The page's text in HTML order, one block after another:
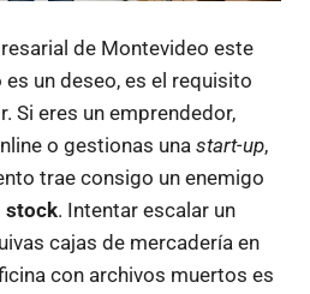
de Montevideo este
un deseo, es el requisito
Si eres un emprendedor,
o gestionas una start-up,
trae consigo un enemigo
stock. Intentar escalar un
cajas de mercadería en
con archivos muertos es